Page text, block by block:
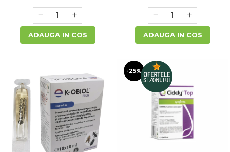
ADAUGA IN COS ADAUGA IN COS
-25%